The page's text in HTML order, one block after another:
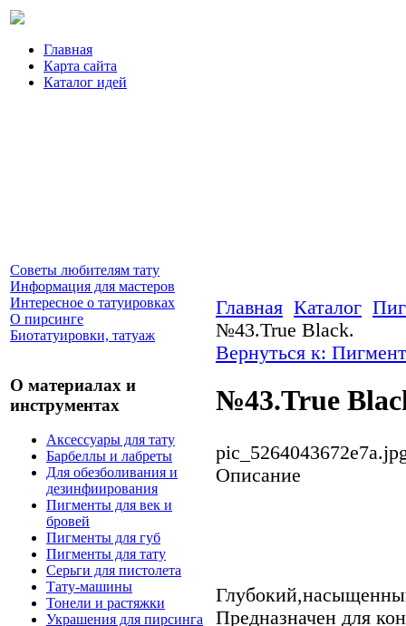
Главная
Карта сайта
Каталог идей
Советы любителям тату
Информация для мастеров
Интересное о татуировках
О пирсинге
Биотатуировки, татуаж
О материалах и
инструментах
Аксессуары для тату
Барбеллы и лабреты
Для обезболивания и
дезинфиирования
Пигменты для век и
бровей
Пигменты для губ
Пигменты для тату
Серьги для пистолета
Тату-машины
Тонели и растяжки
Украшения для пирсинга
Главная Каталог
№43.True Black.
Вернуться к:
№43.True
Описание
Предназначен для